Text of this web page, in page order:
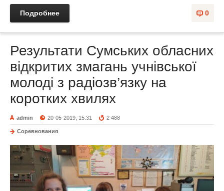
0
Подробнее
Результати Сумських обласних
відкритих змагань учнівської
молоді з радіозв’язку на
коротких хвилях
admin 20-05-2019, 15:31 2 488
Соревнования